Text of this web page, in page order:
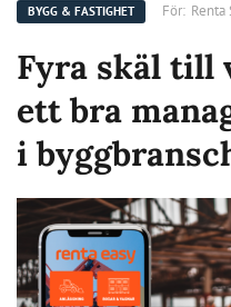
BYGG & FASTIGHET För: Renta
Fyra skäl till
ett bra
i